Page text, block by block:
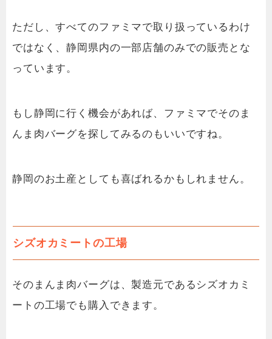
ただし、すべてのファミマで取り扱っているわけ
ではなく、静岡県内の一部店舗のみでの販売とな
っています。
もし静岡に行く機会があれば、ファミマでそのま
んま肉バーグを探してみるのもいいですね。
静岡のお土産としても喜ばれるかもしれません。
シズオカミートの工場
そのまんま肉バーグは、製造元であるシズオカミ
ートの工場でも購入できます。